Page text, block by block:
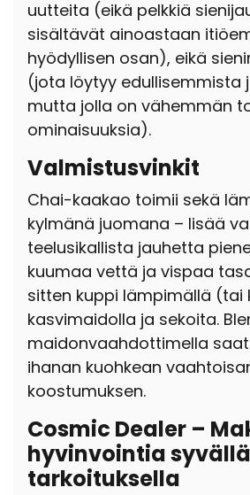
uutteita (eikä pelkkiä
sisältävät ainoastaan
hyödyllisen osan), eikä
(jota löytyy edullisemmista
mutta jolla on vähemmän
ominaisuuksia).
Valmistusvinkit
Chai-kaakao toimii sekä
kylmänä juomana – lisää
teelusikallista jauhetta
kuumaa vettä ja vispaa
sitten kuppi lämpimällä (tai
kasvimaidolla ja sekoita.
maidonvaahdottimella
ihanan kuohkean
koostumuksen.
Cosmic Dealer –
hyvinvointia syvällä
tarkoituksella